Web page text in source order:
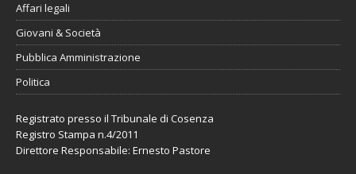
Affari legali
Giovani & Società
Pubblica Amministrazione
Politica
Registrato presso il Tribunale di Cosenza
Registro Stampa n.4/2011
Direttore Responsabile: Ernesto Pastore